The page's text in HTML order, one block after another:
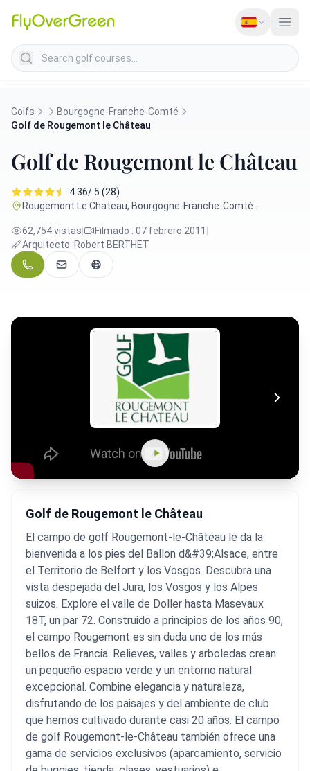
Search golf courses
Golfs
Bourgogne-Franche-Comté
Golf de Rougemont le Château
Golf de Rougemont le Château
4.36/ 5 (28)
Rougemont Le Chateau, Bourgogne-Franche-Comté -
62,754 vistas Filmado : 07 febrero 2011
Arquitecto :Robert BERTHET
Golf de Rougemont le Château
El campo de golf Rougemont-le-Château le da la
bienvenida a los pies del Ballon d&#39;Alsace, entre
el Territorio de Belfort y los Vosgos. Descubra una
vista despejada del Jura, los Vosgos y los Alpes
suizos. Explore el valle de Doller hasta Masevaux
18T, un par 72. Construido a principios de los años 90,
el campo Rougemont es sin duda uno de los más
bellos de Francia. Relieves, valles y arboledas crean
un pequeño espacio verde y un entorno natural
excepcional. Combine elegancia y naturaleza,
disfrutando de los paisajes y del ambiente de club
que hemos cultivado durante casi 20 años. El campo
de golf Rougemont-le-Château también ofrece una
gama de servicios exclusivos (aparcamiento, servicio